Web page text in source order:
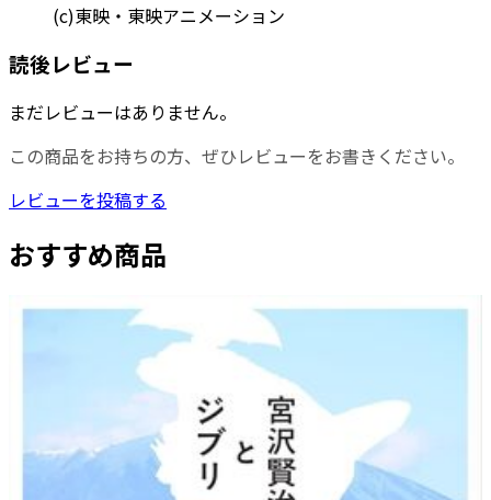
(c)東映・東映アニメーション
読後レビュー
まだレビューはありません。
この商品をお持ちの方、ぜひレビューをお書きください。
レビューを投稿する
おすすめ商品